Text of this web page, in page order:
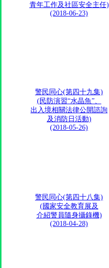
青年工作及社區安全主任)
(2018-06-23)
警民同心(第四十九集)
(民防演習“水晶魚”、
出入境相關法律公開諮詢
及消防日活動)
(2018-05-26)
警民同心(第四十八集)
(國家安全教育展及
介紹警員隨身攝錄機)
(2018-04-28)